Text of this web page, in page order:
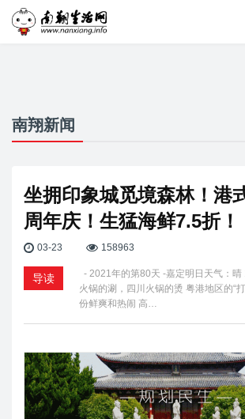
南翔新闻
坐拥印象城觅境森林！港
周年庆！生猛海鲜7.5折！
03-23 158963
导读
- 2021年的第80天 -嘉定明日天气：
火锅的涮，四川火锅的烫 粤港地区的“
份鲜爽和热闹 高…